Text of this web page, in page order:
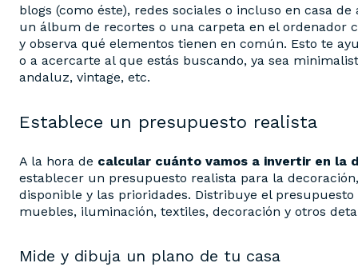
blogs (como éste), redes sociales o incluso en casa
un álbum de recortes o una carpeta en el ordenador
y observa qué elementos tienen en común. Esto te
o a acercarte al que estás buscando, ya sea
andaluz, vintage, etc.
Establece un presupuesto realista
A la hora de calcular cuánto vamos a invertir en la
establecer un presupuesto realista para la
disponible y las prioridades. Distribuye el
muebles, iluminación, textiles, decoración y otros
Mide y dibuja un plano de tu casa